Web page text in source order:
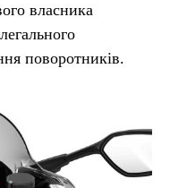
власника
поворотників.